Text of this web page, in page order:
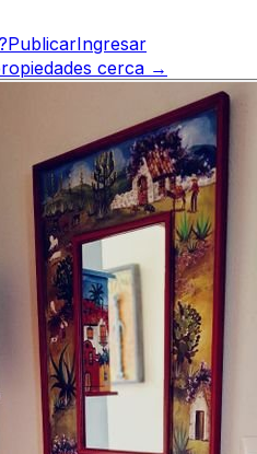
PublicarIngresar
cerca →